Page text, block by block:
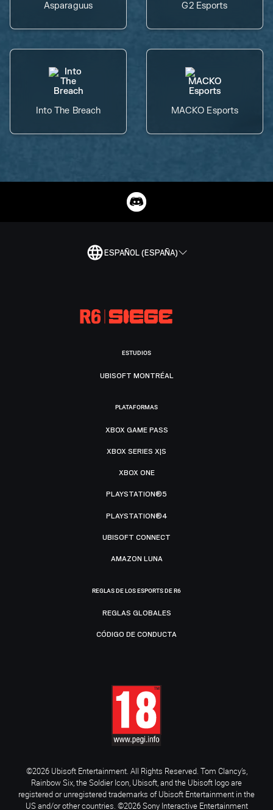
Asparaguus G2 Esports
Into The Breach MACKO Esports
ESPAÑOL (ESPAÑA)
ESTUDIOS
UBISOFT MONTRÉAL
PLATAFORMAS
XBOX GAME PASS
XBOX SERIES X|S
XBOX ONE
PLAYSTATION®5
PLAYSTATION®4
UBISOFT CONNECT
AMAZON LUNA
REGLAS DE LOS ESPORTS DE R6
REGLAS GLOBALES
CÓDIGO DE CONDUCTA
©2026 Ubisoft Entertainment. All Rights Reserved. Tom Clancy’s,
Rainbow Six, the Soldier Icon, Ubisoft, and the Ubisoft logo are
registered or unregistered trademarks of Ubisoft Entertainment in the
US and/or other countries. ©2026 Sony Interactive Entertainment